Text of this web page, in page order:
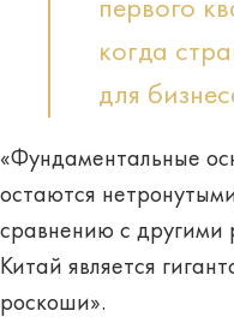
первого
когда
для
«Фундаментальные
остаются
сравнению с
Китай является
роскоши».